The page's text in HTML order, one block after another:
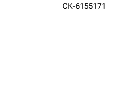
СК-6155171